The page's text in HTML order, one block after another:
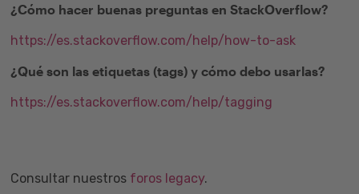
¿Cómo hacer buenas preguntas en StackOverflow?
https://es.stackoverflow.com/help/how-to-ask
¿Qué son las etiquetas (tags) y cómo debo usarlas?
https://es.stackoverflow.com/help/tagging
Consultar nuestros foros legacy.